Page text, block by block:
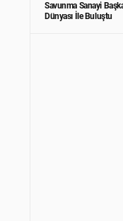
Savunma Sanayi
Dünyası İle Buluştu